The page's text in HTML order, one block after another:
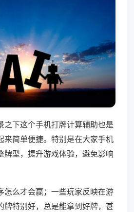
之下这个手机打牌计算辅助也是
来简单便捷。特别是在大家手机
牌型，提升游戏体验，避免影响
怎么才会赢；一些玩家反映在游
牌特别好，总是能拿到好牌，甚